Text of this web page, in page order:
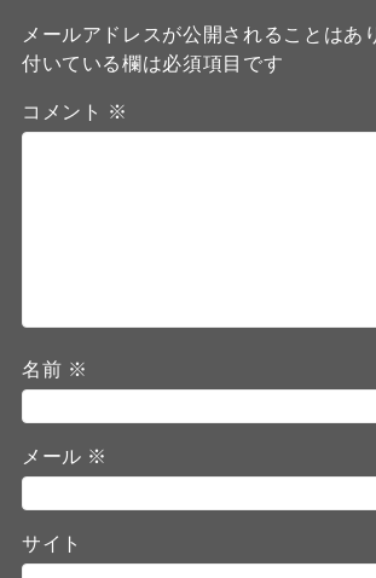
メールアドレスが公開されることはあ
付いている欄は必須項目です
コメント ※
名前 ※
メール ※
サイト